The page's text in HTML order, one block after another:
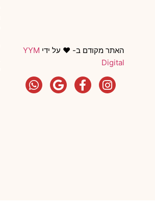
האתר מקודם ב- ❤️ על ידי YYM
Digital